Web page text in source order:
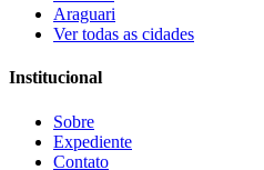
Araguari
Ver todas as cidades
Institucional
Sobre
Expediente
Contato